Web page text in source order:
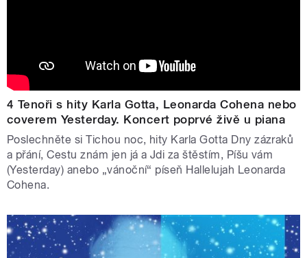
Na Štědrý den odvysílá stanice Vltava tradiční Rybovu
mši, D-dur nabídne Valašskou mši jitřní a slavnostní
Händelův anthem. Silvestrovský večer se ponese v
duchu Mozartovy opery Cosi fan tutte. Stanice Vltava 1.
ledna přináší tradiční přímý přenos Novoročního koncertu
Vídeňských filharmoniků.
Vánoce v moderním rytmu: Wave, digitální
platformy a obsah pro mladší publikum
4 Tenoři s hity Karla Gotta, Leonarda Cohena nebo
coverem Yesterday. Koncert poprvé živě u piana
Poslechněte si Tichou noc, hity Karla Gotta Dny zázraků
a přání, Cestu znám jen já a Jdi za štěstím, Píšu vám
(Yesterday) anebo „vánoční“ píseň Hallelujah Leonarda
Cohena.